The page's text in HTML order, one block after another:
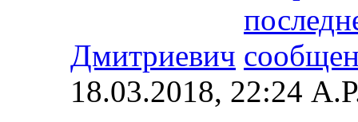
Дмитриевич
18.03.2018, 22:24